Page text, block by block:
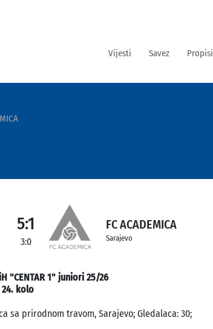
Vijesti Savez Propisi
5:1
3:0
FC ACADEMICA
Sarajevo
"CENTAR 1" juniori 25/26
24. kolo
sa prirodnom travom, Sarajevo; Gledalaca: 30;